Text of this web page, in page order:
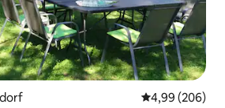
Évaluation
4,99 (206)